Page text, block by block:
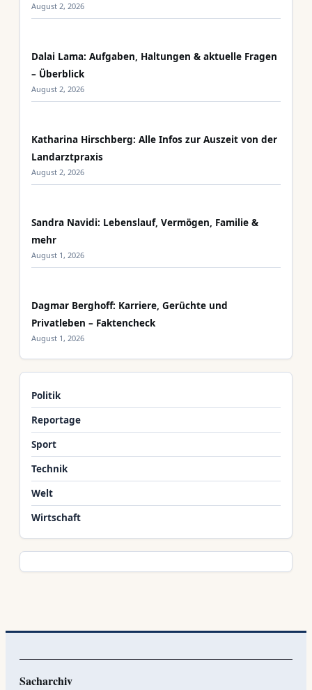
August 2, 2026
Dalai Lama: Aufgaben, Haltungen & aktuelle Fragen
– Überblick
August 2, 2026
Katharina Hirschberg: Alle Infos zur Auszeit von der
Landarztpraxis
August 2, 2026
Sandra Navidi: Lebenslauf, Vermögen, Familie &
mehr
August 1, 2026
Dagmar Berghoff: Karriere, Gerüchte und
Privatleben – Faktencheck
August 1, 2026
Politik
Reportage
Sport
Technik
Welt
Wirtschaft
Sacharchiv